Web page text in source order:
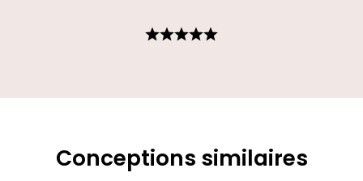
Conceptions similaires